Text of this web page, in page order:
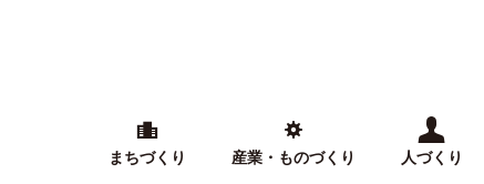
まちづくり 産業・ものづくり 人づくり